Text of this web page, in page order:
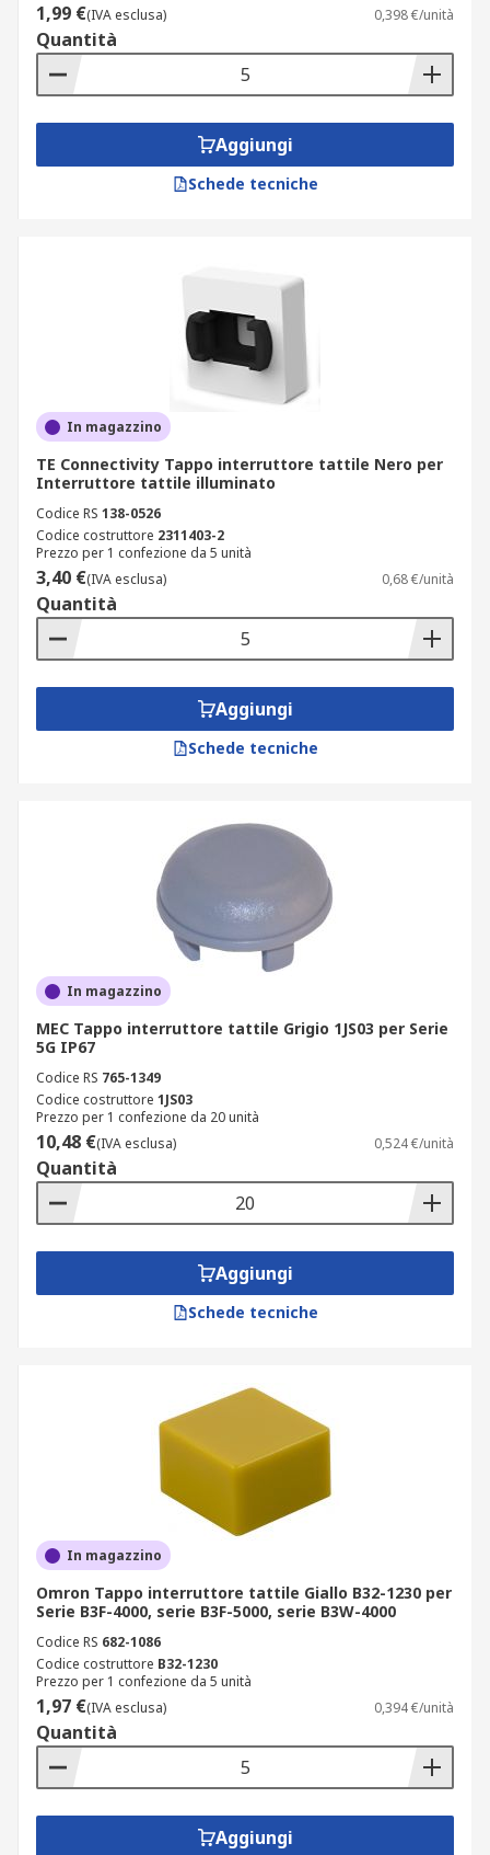
1,99 €(IVA esclusa) 0,398 €/unità
Quantità
Aggiungi
Schede tecniche
In magazzino
TE Connectivity Tappo interruttore tattile Nero per
Interruttore tattile illuminato
Codice RS 138-0526
Codice costruttore 2311403-2
Prezzo per 1 confezione da 5 unità
3,40 €(IVA esclusa) 0,68 €/unità
Quantità
Aggiungi
Schede tecniche
In magazzino
MEC Tappo interruttore tattile Grigio 1JS03 per Serie
5G IP67
Codice RS 765-1349
Codice costruttore 1JS03
Prezzo per 1 confezione da 20 unità
10,48 €(IVA esclusa) 0,524 €/unità
Quantità
Aggiungi
Schede tecniche
In magazzino
Omron Tappo interruttore tattile Giallo B32-1230 per
Serie B3F-4000, serie B3F-5000, serie B3W-4000
Codice RS 682-1086
Codice costruttore B32-1230
Prezzo per 1 confezione da 5 unità
1,97 €(IVA esclusa) 0,394 €/unità
Quantità
Aggiungi